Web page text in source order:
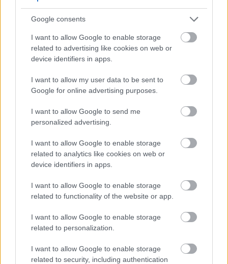
Google consents
I want to allow Google to enable storage
related to advertising like cookies on web or
device identifiers in apps.
I want to allow my user data to be sent to
Google for online advertising purposes.
I want to allow Google to send me
personalized advertising.
I want to allow Google to enable storage
related to analytics like cookies on web or
device identifiers in apps.
I want to allow Google to enable storage
related to functionality of the website or app.
I want to allow Google to enable storage
related to personalization.
I want to allow Google to enable storage
related to security, including authentication